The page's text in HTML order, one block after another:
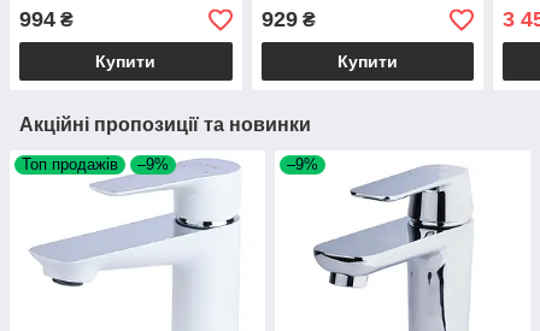
994 ₴
Купити
AQUATICA
929₴
Купити
3
Акційні пропозиції та новинки
Топ продажів –9% –9%